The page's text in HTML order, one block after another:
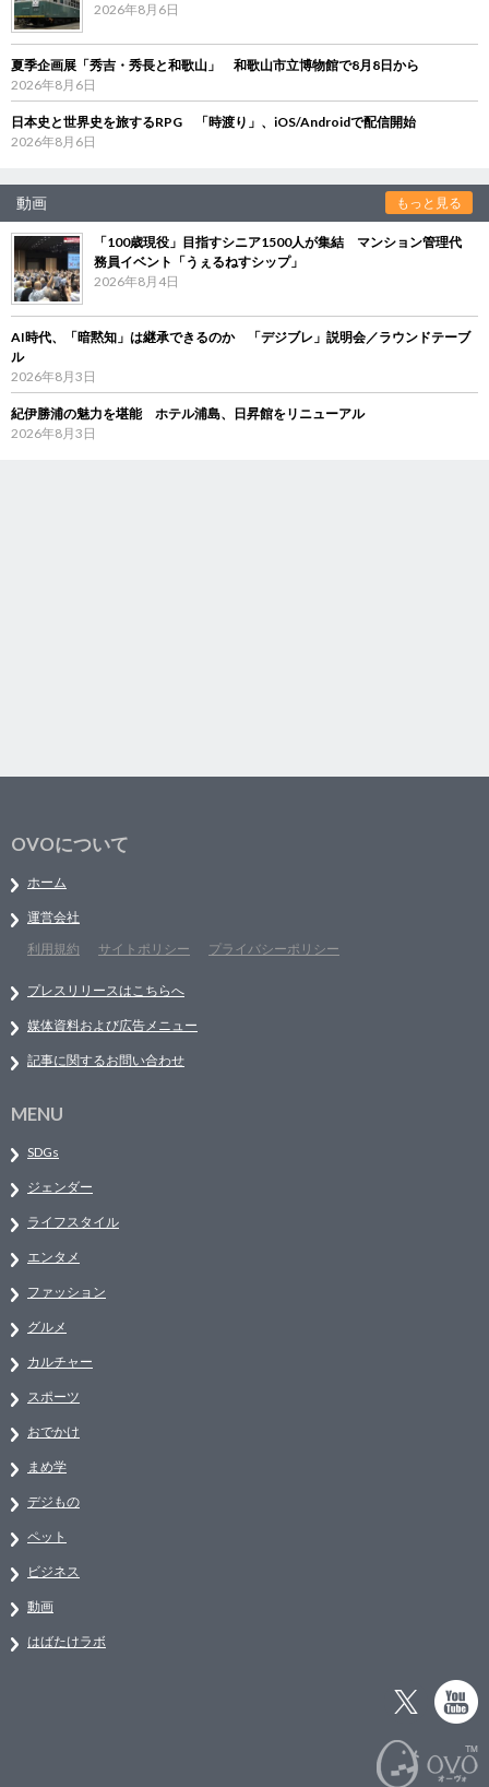
2026年8月6日
夏季企画展「秀吉・秀長と和歌山」 和歌山市立博物館で8月8日から
2026年8月6日
日本史と世界史を旅するRPG 「時渡り」、iOS/Androidで配信開始
2026年8月6日
動画 もっと見る
「100歳現役」目指すシニア1500人が集結 マンション管理代
務員イベント「うぇるねすシップ」
2026年8月4日
AI時代、「暗黙知」は継承できるのか 「デジブレ」説明会／ラウンドテーブ
ル
2026年8月3日
紀伊勝浦の魅力を堪能 ホテル浦島、日昇館をリニューアル
2026年8月3日
OVOについて
ホーム
運営会社
利用規約
サイトポリシー プライバシーポリシー
プレスリリースはこちらへ
媒体資料および広告メニュー
記事に関するお問い合わせ
MENU
SDGs
ジェンダー
ライフスタイル
エンタメ
ファッション
グルメ
カルチャー
スポーツ
おでかけ
まめ学
デジもの
ペット
ビジネス
動画
はばたけラボ